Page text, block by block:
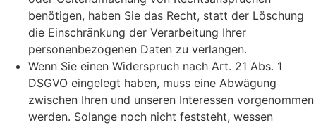
benötigen, haben Sie das Recht, statt der Löschung
die Einschränkung der Verarbeitung Ihrer
personenbezogenen Daten zu verlangen.
Wenn Sie einen Widerspruch nach Art. 21 Abs. 1
DSGVO eingelegt haben, muss eine Abwägung
zwischen Ihren und unseren Interessen vorgenommen
werden. Solange noch nicht feststeht, wessen